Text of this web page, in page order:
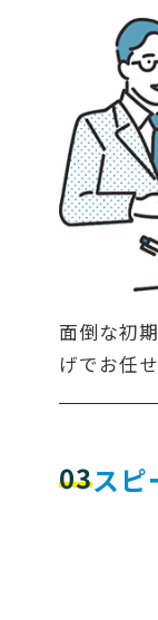
面倒な初
げでお任
03スピ